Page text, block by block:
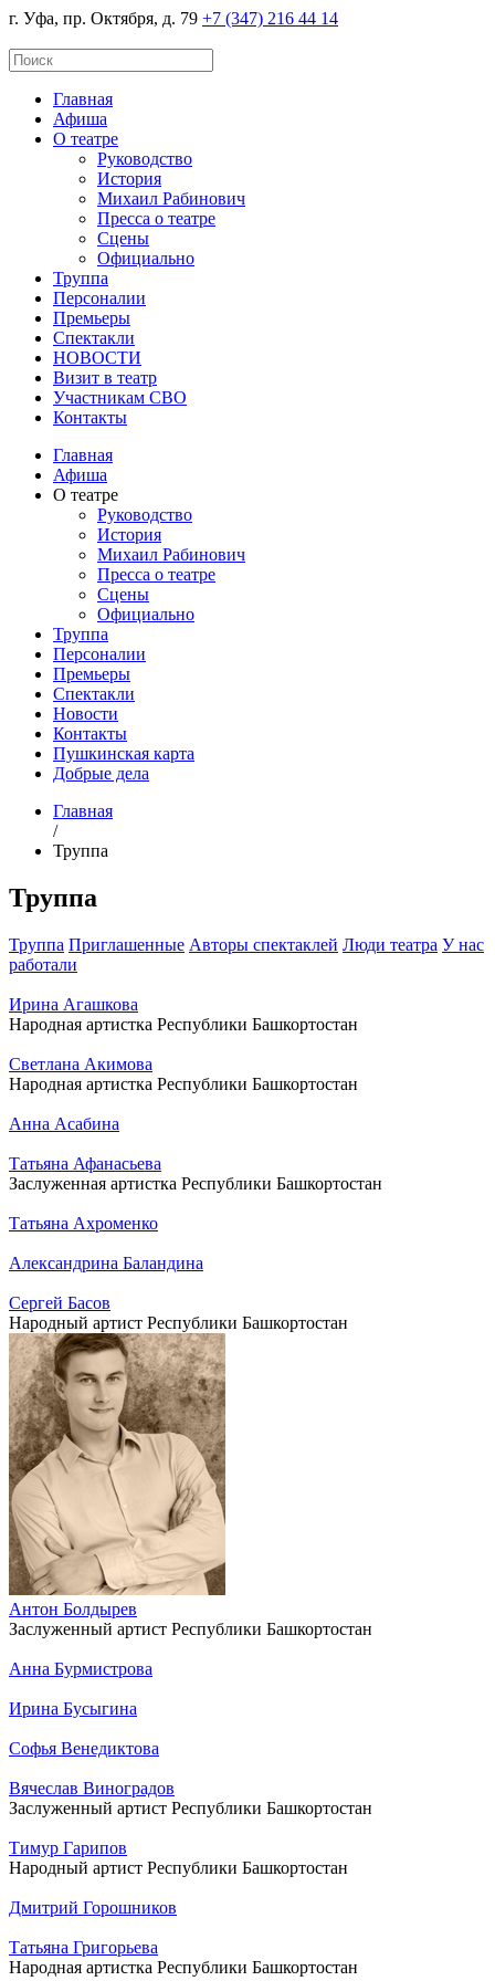
г. Уфа, пр. Октября, д. 79 +7 (347) 216 44 14
Главная
Афиша
О театре
Руководство
История
Михаил Рабинович
Пресса о театре
Сцены
Официально
Труппа
Персоналии
Премьеры
Спектакли
НОВОСТИ
Визит в театр
Участникам СВО
Контакты
Главная
Афиша
О театре
Руководство
История
Михаил Рабинович
Пресса о театре
Сцены
Официально
Труппа
Персоналии
Премьеры
Спектакли
Новости
Контакты
Пушкинская карта
Добрые дела
Главная
/
Труппа
Труппа
Труппа Приглашенные Авторы спектаклей Люди театра У нас
работали
Ирина Агашкова
Народная артистка Республики Башкортостан
Светлана Акимова
Народная артистка Республики Башкортостан
Анна Асабина
Татьяна Афанасьева
Заслуженная артистка Республики Башкортостан
Татьяна Ахроменко
Александрина Баландина
Сергей Басов
Народный артист Республики Башкортостан
Антон Болдырев
Заслуженный артист Республики Башкортостан
Анна Бурмистрова
Ирина Бусыгина
Софья Венедиктова
Вячеслав Виноградов
Заслуженный артист Республики Башкортостан
Тимур Гарипов
Народный артист Республики Башкортостан
Дмитрий Горошников
Татьяна Григорьева
Народная артистка Республики Башкортостан